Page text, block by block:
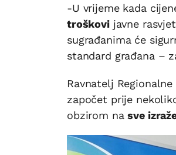
-U vrijeme kada
troškovijavne
sugrađanima će
standard građana –
Ravnatelj
započet prije
obzirom nasve